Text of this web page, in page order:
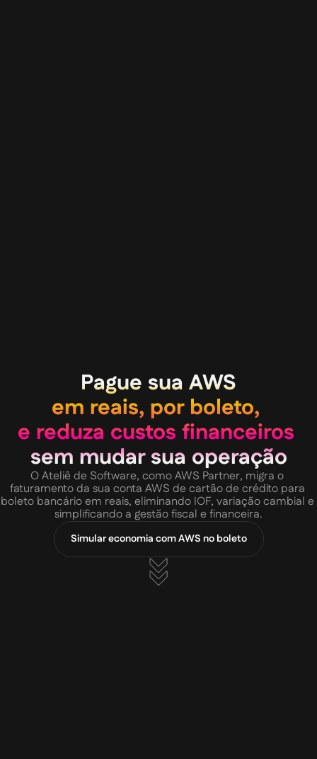
Pague sua AWS
em reais, por boleto,
e reduza custos financeiros
sem mudar sua operação
O Ateliê de Software, como AWS Partner, migra o
faturamento da sua conta AWS de cartão de crédito para
boleto bancário em reais, eliminando IOF, variação cambial e
simplificando a gestão fiscal e financeira.
Simular economia com AWS no boleto